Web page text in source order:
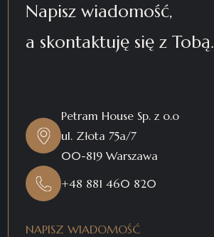
Napisz wiadomość,
a skontaktuję się z Tobą.
Petram House Sp. z o.o
ul. Złota 75a/7
00-819 Warszawa
+48 881 460 820
NAPISZ WIADOMOŚĆ